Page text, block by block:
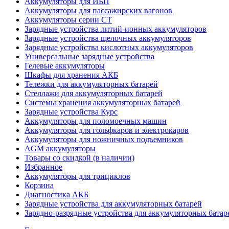
Аккумуляторы для пассажирских вагонов
Аккумуляторы серии СТ
Зарядные устройства литий-ионных аккумуляторов
Зарядные устройства щелочных аккумуляторов
Зарядные устройства кислотных аккумуляторов
Универсальные зарядные устройства
Гелевые аккумуляторы
Шкафы для хранения АКБ
Тележки для аккумуляторных батарей
Стеллажи для аккумуляторных батарей
Системы хранения аккумуляторных батарей
Зарядные устройства Курс
Аккумуляторы для поломоечных машин
Аккумуляторы для гольфкаров и электрокаров
Аккумуляторы для ножничных подъемников
AGM аккумуляторы
Товары со скидкой (в наличии)
Избранное
Аккумуляторы для трициклов
Корзина
Диагностика АКБ
Зарядные устройства для аккумуляторных батарей
Зарядно-разрядные устройства для аккумуляторных